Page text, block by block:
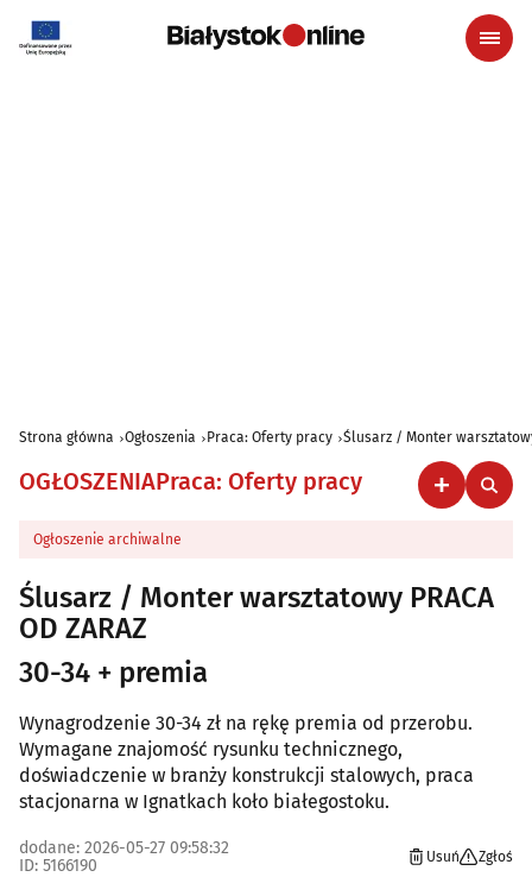
Strona główna Ogłoszenia Praca: Oferty pracy Ślusarz / Monter warsztatowy
OGŁOSZENIAPraca: Oferty pracy
Ogłoszenie archiwalne
Ślusarz / Monter warsztatowy PRACA
OD ZARAZ
30-34 + premia
Wynagrodzenie 30-34 zł na rękę premia od przerobu.
Wymagane znajomość rysunku technicznego,
doświadczenie w branży konstrukcji stalowych, praca
stacjonarna w Ignatkach koło białegostoku.
dodane: 2026-05-27 09:58:32
ID: 5166190
Usuń Zgłoś